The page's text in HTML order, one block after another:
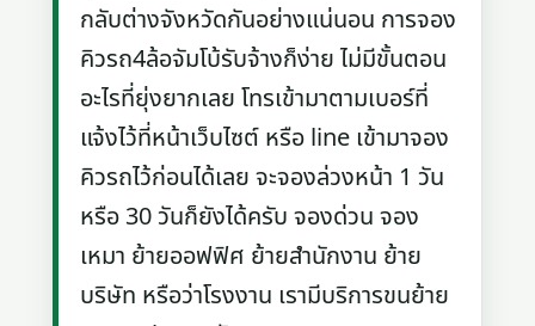
กลับต่างจังหวัดกันอย่างแน่นอน การจอง
คิวรถ4ล้อจัมโบ้รับจ้างก็ง่าย ไม่มีขั้นตอน
อะไรที่ยุ่งยากเลย โทรเข้ามาตามเบอร์ที่
แจ้งไว้ที่หน้าเว็บไซต์ หรือ line เข้ามาจอง
คิวรถไว้ก่อนได้เลย จะจองล่วงหน้า 1 วัน
หรือ 30 วันก็ยังได้ครับ จองด่วน จอง
เหมา ย้ายออฟฟิศ ย้ายสำนักงาน ย้าย
บริษัท หรือว่าโรงงาน เรามีบริการขนย้าย